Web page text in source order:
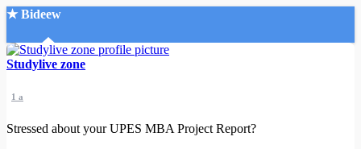
★ Bideew
Accueil
Studylive zone
1 a
Stressed about your UPES MBA Project Report?